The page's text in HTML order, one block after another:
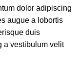
dolor adipiscing
augue a lobortis
duis
a vestibulum velit